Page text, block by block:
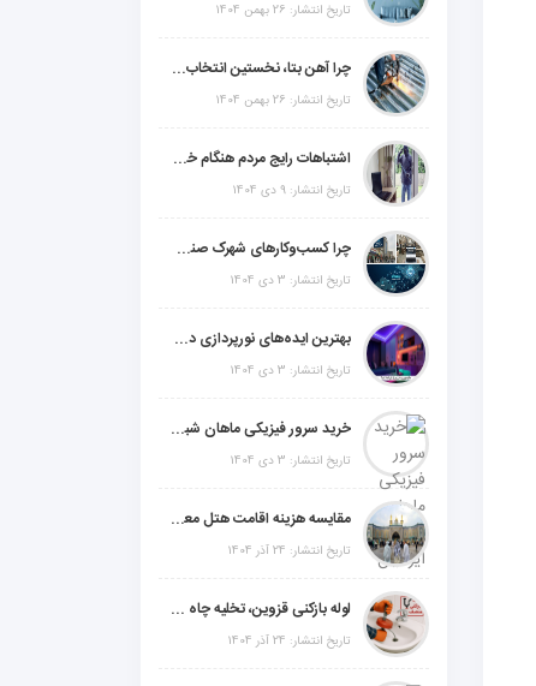
تاریخ انتشار: 26 بهمن 1404
چرا آهن بتا، نخستین انتخاب برای گل میخ عرشه فولادی در ایران است؟
تاریخ انتشار: 26 بهمن 1404
اشتباهات رایج مردم هنگام خرید دزدگیر منزل
تاریخ انتشار: 9 دی 1404
چرا کسب‌وکارهای شهرک صنعتی چهاردانگه فوراً به طراحی سایت نیاز دارند؟
تاریخ انتشار: 3 دی 1404
بهترین ایده‌های نورپردازی دکوراتیو با ال ای دی برای منزل، فروشگاه و دفتر کار
تاریخ انتشار: 3 دی 1404
خرید سرور فیزیکی ماهان شبکه ایرانیان
تاریخ انتشار: 3 دی 1404
مقایسه هزینه اقامت هتل معمولی، میان‌رده یا 5 ستاره در سفر زیارتی عراق
تاریخ انتشار: 24 آذر 1404
لوله بازکنی قزوین، تخلیه چاه و خدمات تخصصی لوله‌کشی و تشخیص ترکیدگی
تاریخ انتشار: 24 آذر 1404